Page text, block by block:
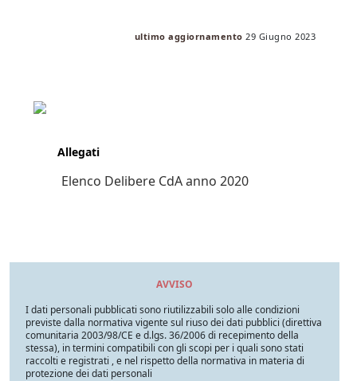
ultimo aggiornamento 29 Giugno 2023
Allegati
Elenco Delibere CdA anno 2020
AVVISO
I dati personali pubblicati sono riutilizzabili solo alle condizioni
previste dalla normativa vigente sul riuso dei dati pubblici (direttiva
comunitaria 2003/98/CE e d.lgs. 36/2006 di recepimento della
stessa), in termini compatibili con gli scopi per i quali sono stati
raccolti e registrati , e nel rispetto della normativa in materia di
protezione dei dati personali